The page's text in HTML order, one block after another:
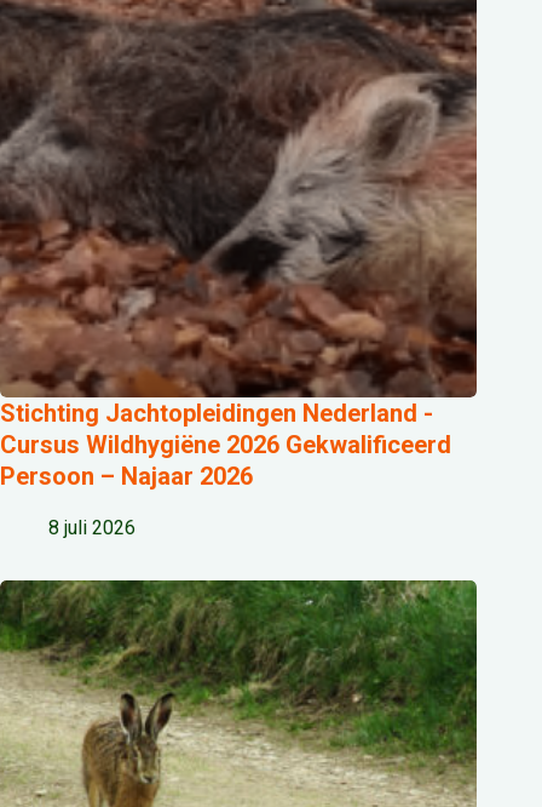
Stichting Jachtopleidingen Nederland -
Cursus Wildhygiëne 2026 Gekwalificeerd
Persoon – Najaar 2026
8 juli 2026